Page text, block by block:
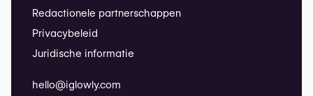
Redactionele partnerschappen
Privacybeleid
Juridische informatie
hello@iglowly.com